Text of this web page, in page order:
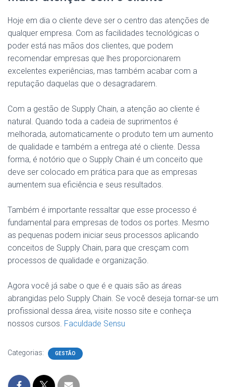
Hoje em dia o cliente deve ser o centro das atenções de
qualquer empresa. Com as facilidades tecnológicas o
poder está nas mãos dos clientes, que podem
recomendar empresas que lhes proporcionarem
excelentes experiências, mas também acabar com a
reputação daquelas que o desagradarem.
Com a gestão de Supply Chain, a atenção ao cliente é
natural. Quando toda a cadeia de suprimentos é
melhorada, automaticamente o produto tem um aumento
de qualidade e também a entrega até o cliente. Dessa
forma, é notório que o Supply Chain é um conceito que
deve ser colocado em prática para que as empresas
aumentem sua eficiência e seus resultados.
Também é importante ressaltar que esse processo é
fundamental para empresas de todos os portes. Mesmo
as pequenas podem iniciar seus processos aplicando
conceitos de Supply Chain, para que cresçam com
processos de qualidade e organização.
Agora você já sabe o que é e quais são as áreas
abrangidas pelo Supply Chain. Se você deseja tornar-se um
profissional dessa área, visite nosso site e conheça
nossos cursos. Faculdade Sensu
Categorias: GESTÃO